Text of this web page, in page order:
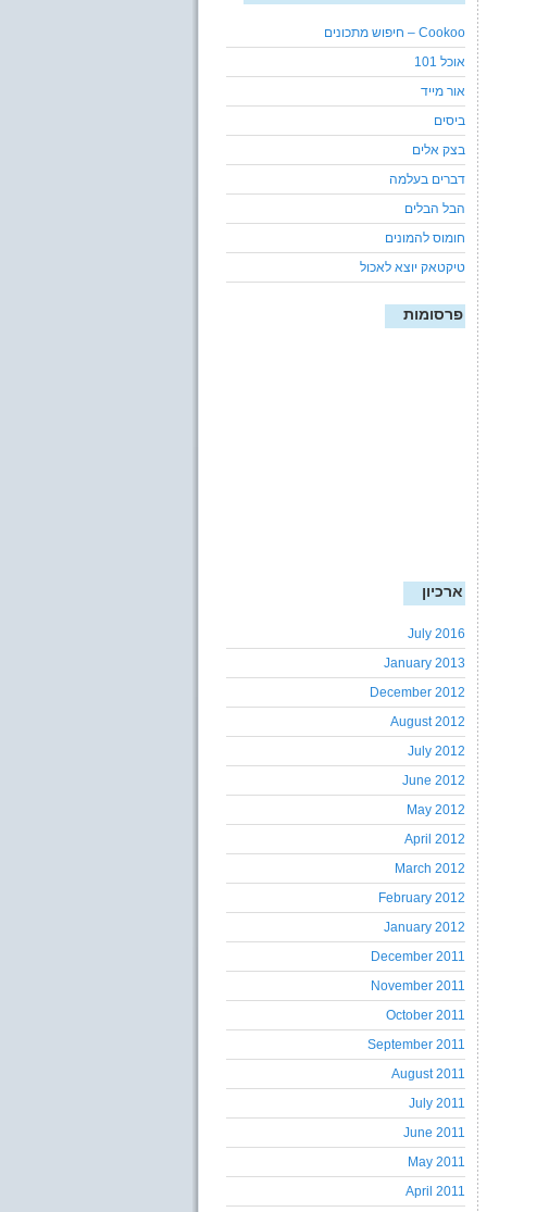
Cookoo – חיפוש מתכונים
אוכל 101
אור מייד
ביסים
בצק אלים
דברים בעלמה
הבל הבלים
חומוס להמונים
טיקטאק יוצא לאכול
פרסומות
ארכיון
July 2016
January 2013
December 2012
August 2012
July 2012
June 2012
May 2012
April 2012
March 2012
February 2012
January 2012
December 2011
November 2011
October 2011
September 2011
August 2011
July 2011
June 2011
May 2011
April 2011